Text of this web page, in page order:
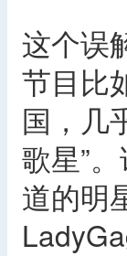
这个误
节目比
国，几
歌星”
道的明